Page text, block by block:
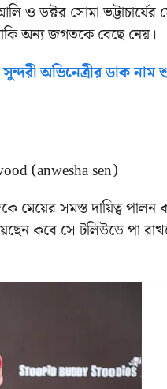
ও ডক্টর সোমা
অন্য জগতকে বেছে নেয়।
অভিনেত্রীর ডাক নাম
মেয়ের সমস্ত দায়িত্ব পালন
কবে সে টলিউডে পা